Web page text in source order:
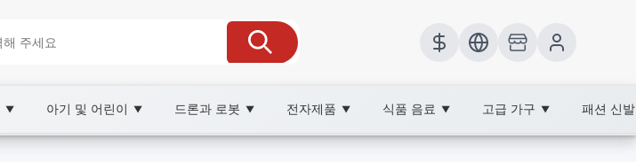
▼ 아기 및 어린이 ▼ 드론과 로봇 ▼ 전자제품 ▼ 식품 음료 ▼ 고급 가구 ▼ 패션 신